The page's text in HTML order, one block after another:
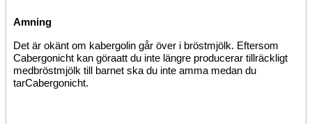
Amning
Det är okänt om kabergolin går över i bröstmjölk. Eftersom
Cabergonicht kan göraatt du inte längre producerar tillräckligt
med bröstmjölk till barnet ska du inte amma medan du
tarCabergonicht.